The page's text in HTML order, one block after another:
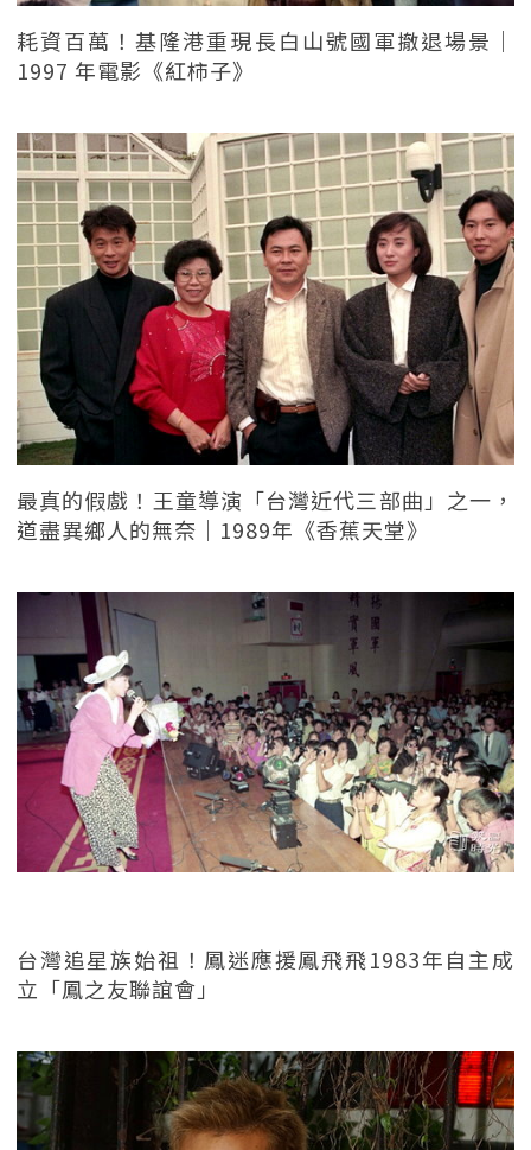
耗資百萬！基隆港重現長白山號國軍撤退場景｜
1997 年電影《紅柿子》
最真的假戲！王童導演「台灣近代三部曲」之一，
道盡異鄉人的無奈｜1989年《香蕉天堂》
台灣追星族始祖！鳳迷應援鳳飛飛1983年自主成
立「鳳之友聯誼會」